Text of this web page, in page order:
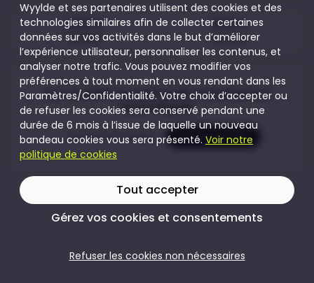
40,00 €
Couples
50,00 €
Hommes
Pour accéder au contenu de cet évènement
rejoins Wyylde
Je crée mon compte Je me connecte
Wyylde et ses partenaires utilisent des cookies et des
technologies similaires afin de collecter certaines
données sur vos activités dans le but d’améliorer
l’expérience utilisateur, personnaliser les contenus, et
analyser notre trafic. Vous pouvez modifier vos
préférences à tout moment en vous rendant dans les
Paramètres/Confidentialité. Votre choix d’accepter ou
de refuser les cookies sera conservé pendant une
durée de 6 mois à l’issue de laquelle un nouveau
bandeau cookies vous sera présenté. Voir notre
politique de cookies
Tout accepter
Gérez vos cookies et consentements
Refuser les cookies non nécessaires